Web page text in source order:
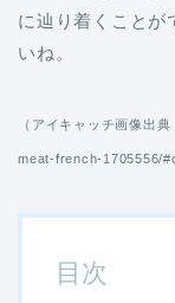
に辿り着くことが
いね。
（アイキャッチ画像出
meat-french-1705556/
目次